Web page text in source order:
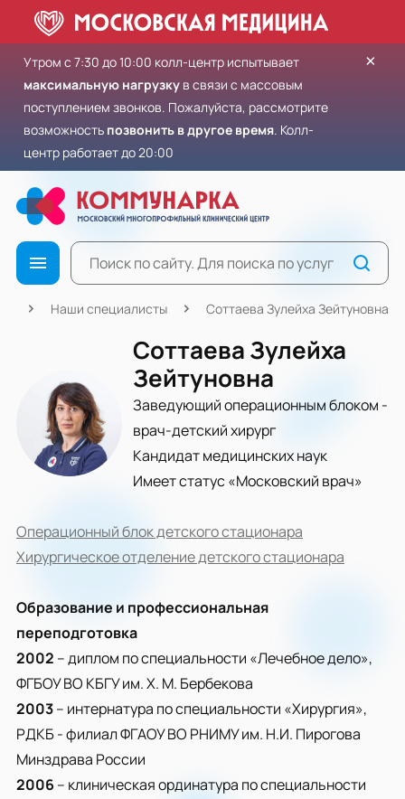
Утром с 7:30 до 10:00 колл-центр испытывает
максимальную нагрузку в связи с массовым
поступлением звонков. Пожалуйста, рассмотрите
возможность позвонить в другое время. Колл-
центр работает до 20:00
×
Наши специалисты Соттаева Зулейха Зейтуновна
Соттаева Зулейха
Зейтуновна
Заведующий операционным блоком -
врач-детский хирург
Кандидат медицинских наук
Имеет статус «Московский врач»
Операционный блок детского стационара
Хирургическое отделение детского стационара
Образование и профессиональная
переподготовка
2002 – диплом по специальности «Лечебное дело»,
ФГБОУ ВО КБГУ им. Х. М. Бербекова
2003– интернатура по специальности «Хирургия»,
РДКБ - филиал ФГАОУ ВО РНИМУ им. Н.И. Пирогова
Минздрава России
2006 – клиническая ординатура по специальности